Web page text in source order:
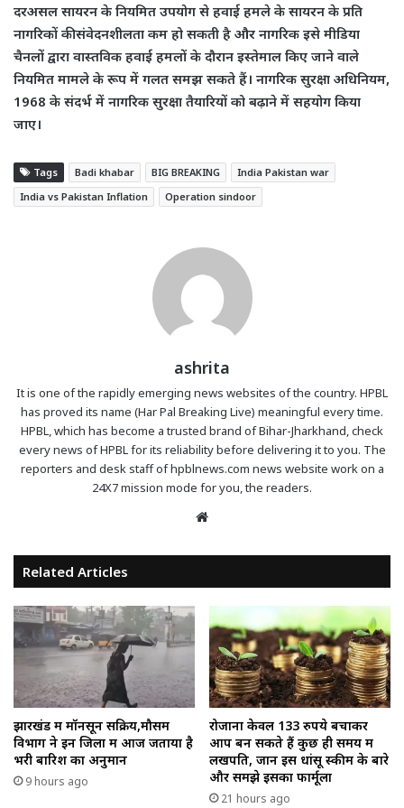
दरअसल सायरन के नियमित उपयोग से हवाई हमले के सायरन के प्रति
नागरिकों की संवेदनशीलता कम हो सकती है और नागरिक इसे मीडिया
चैनलों द्वारा वास्तविक हवाई हमलों के दौरान इस्तेमाल किए जाने वाले
नियमित मामले के रूप में गलत समझ सकते हैं। नागरिक सुरक्षा अधिनियम,
1968 के संदर्भ में नागरिक सुरक्षा तैयारियों को बढ़ाने में सहयोग किया
जाए।
Tags Badi khabar BIG BREAKING
India Pakistan war
India vs Pakistan Inflation
Operation sindoor
ashrita
It is one of the rapidly emerging news websites of the country. HPBL
has proved its name (Har Pal Breaking Live) meaningful every time.
HPBL, which has become a trusted brand of Bihar-Jharkhand, check
every news of HPBL for its reliability before delivering it to you. The
reporters and desk staff of hpblnews.com news website work on a
24X7 mission mode for you, the readers.
Related Articles
झारखंड में मॉनसून सक्रिय,मौसम
विभाग ने इन जिलों में आज जताया है
भरी बारिश का अनुमान
9 hours ago
रोजाना केवल 133 रुपये बचाकर
आप बन सकते हैं कुछ ही समय में
लखपति, जानें इस धांसू स्कीम के बारे
और समझे इसका फार्मूला
21 hours ago